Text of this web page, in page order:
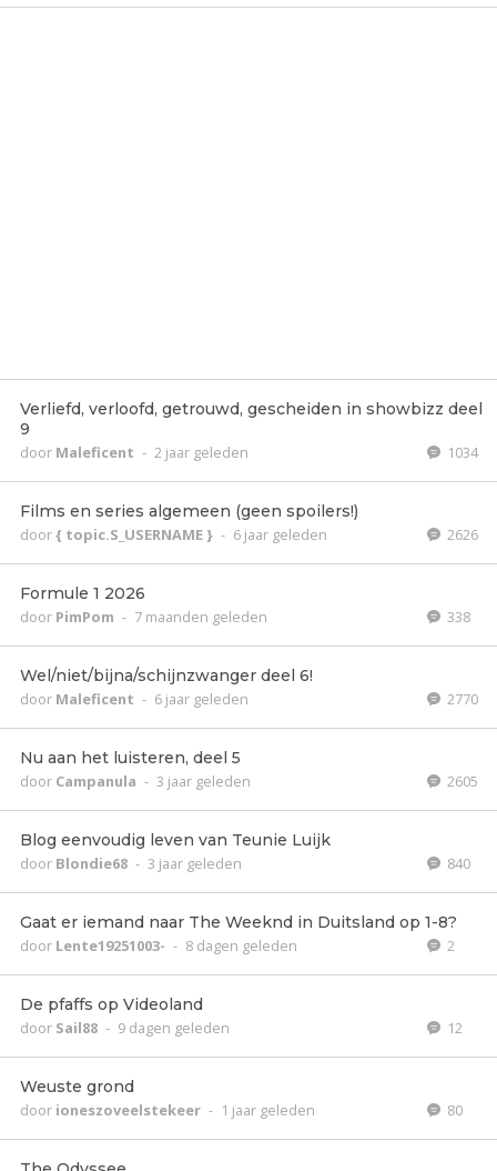
Verliefd, verloofd, getrouwd, gescheiden in showbizz deel
9
door Maleficent - 2 jaar geleden 1034
Films en series algemeen (geen spoilers!)
door{ topic.S_USERNAME } - 6 jaar geleden 2626
Formule 1 2026
door PimPom - 7 maanden geleden 338
Wel/niet/bijna/schijnzwanger deel 6!
door Maleficent - 6 jaar geleden 2770
Nu aan het luisteren, deel 5
door Campanula - 3 jaar geleden 2605
Blog eenvoudig leven van Teunie Luijk
door Blondie68 - 3 jaar geleden 840
Gaat er iemand naar The Weeknd in Duitsland op 1-8?
door Lente19251003- - 8 dagen geleden 2
De pfaffs op Videoland
door Sail88 - 9 dagen geleden 12
Weuste grond
door ioneszoveelstekeer - 1 jaar geleden 80